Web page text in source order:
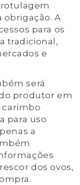
A
para os
tradicional,
e
será
produtor em
carimbo
para uso
a
dos ovos,